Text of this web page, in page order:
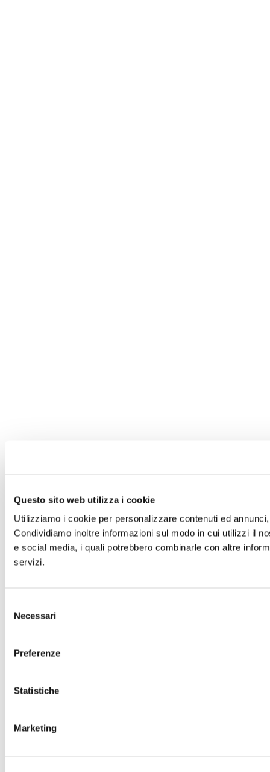
Questo sito web utilizza i cookie
Utilizziamo i cookie per personalizzare contenuti ed
Condividiamo inoltre informazioni sul modo in cui utilizzi il
e social media, i quali potrebbero combinarle con altre
servizi.
delNecessari
Preferenze
Statistiche
Marketing